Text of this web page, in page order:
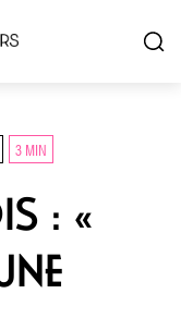
3 MIN
: «